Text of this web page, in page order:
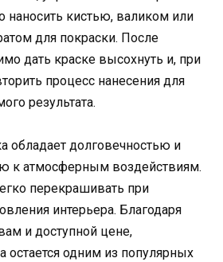
наносить кистью, валиком или
для покраски. После
дать краске высохнуть и, при
процесс нанесения для
результата.
обладает долговечностью и
к атмосферным воздействиям.
перекрашивать при
интерьера. Благодаря
и доступной цене,
остается одним из популярных